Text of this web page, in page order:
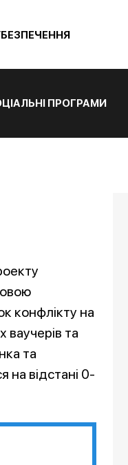
ПРОГРАМИ
конфлікту на
та
та
на відстані 0-